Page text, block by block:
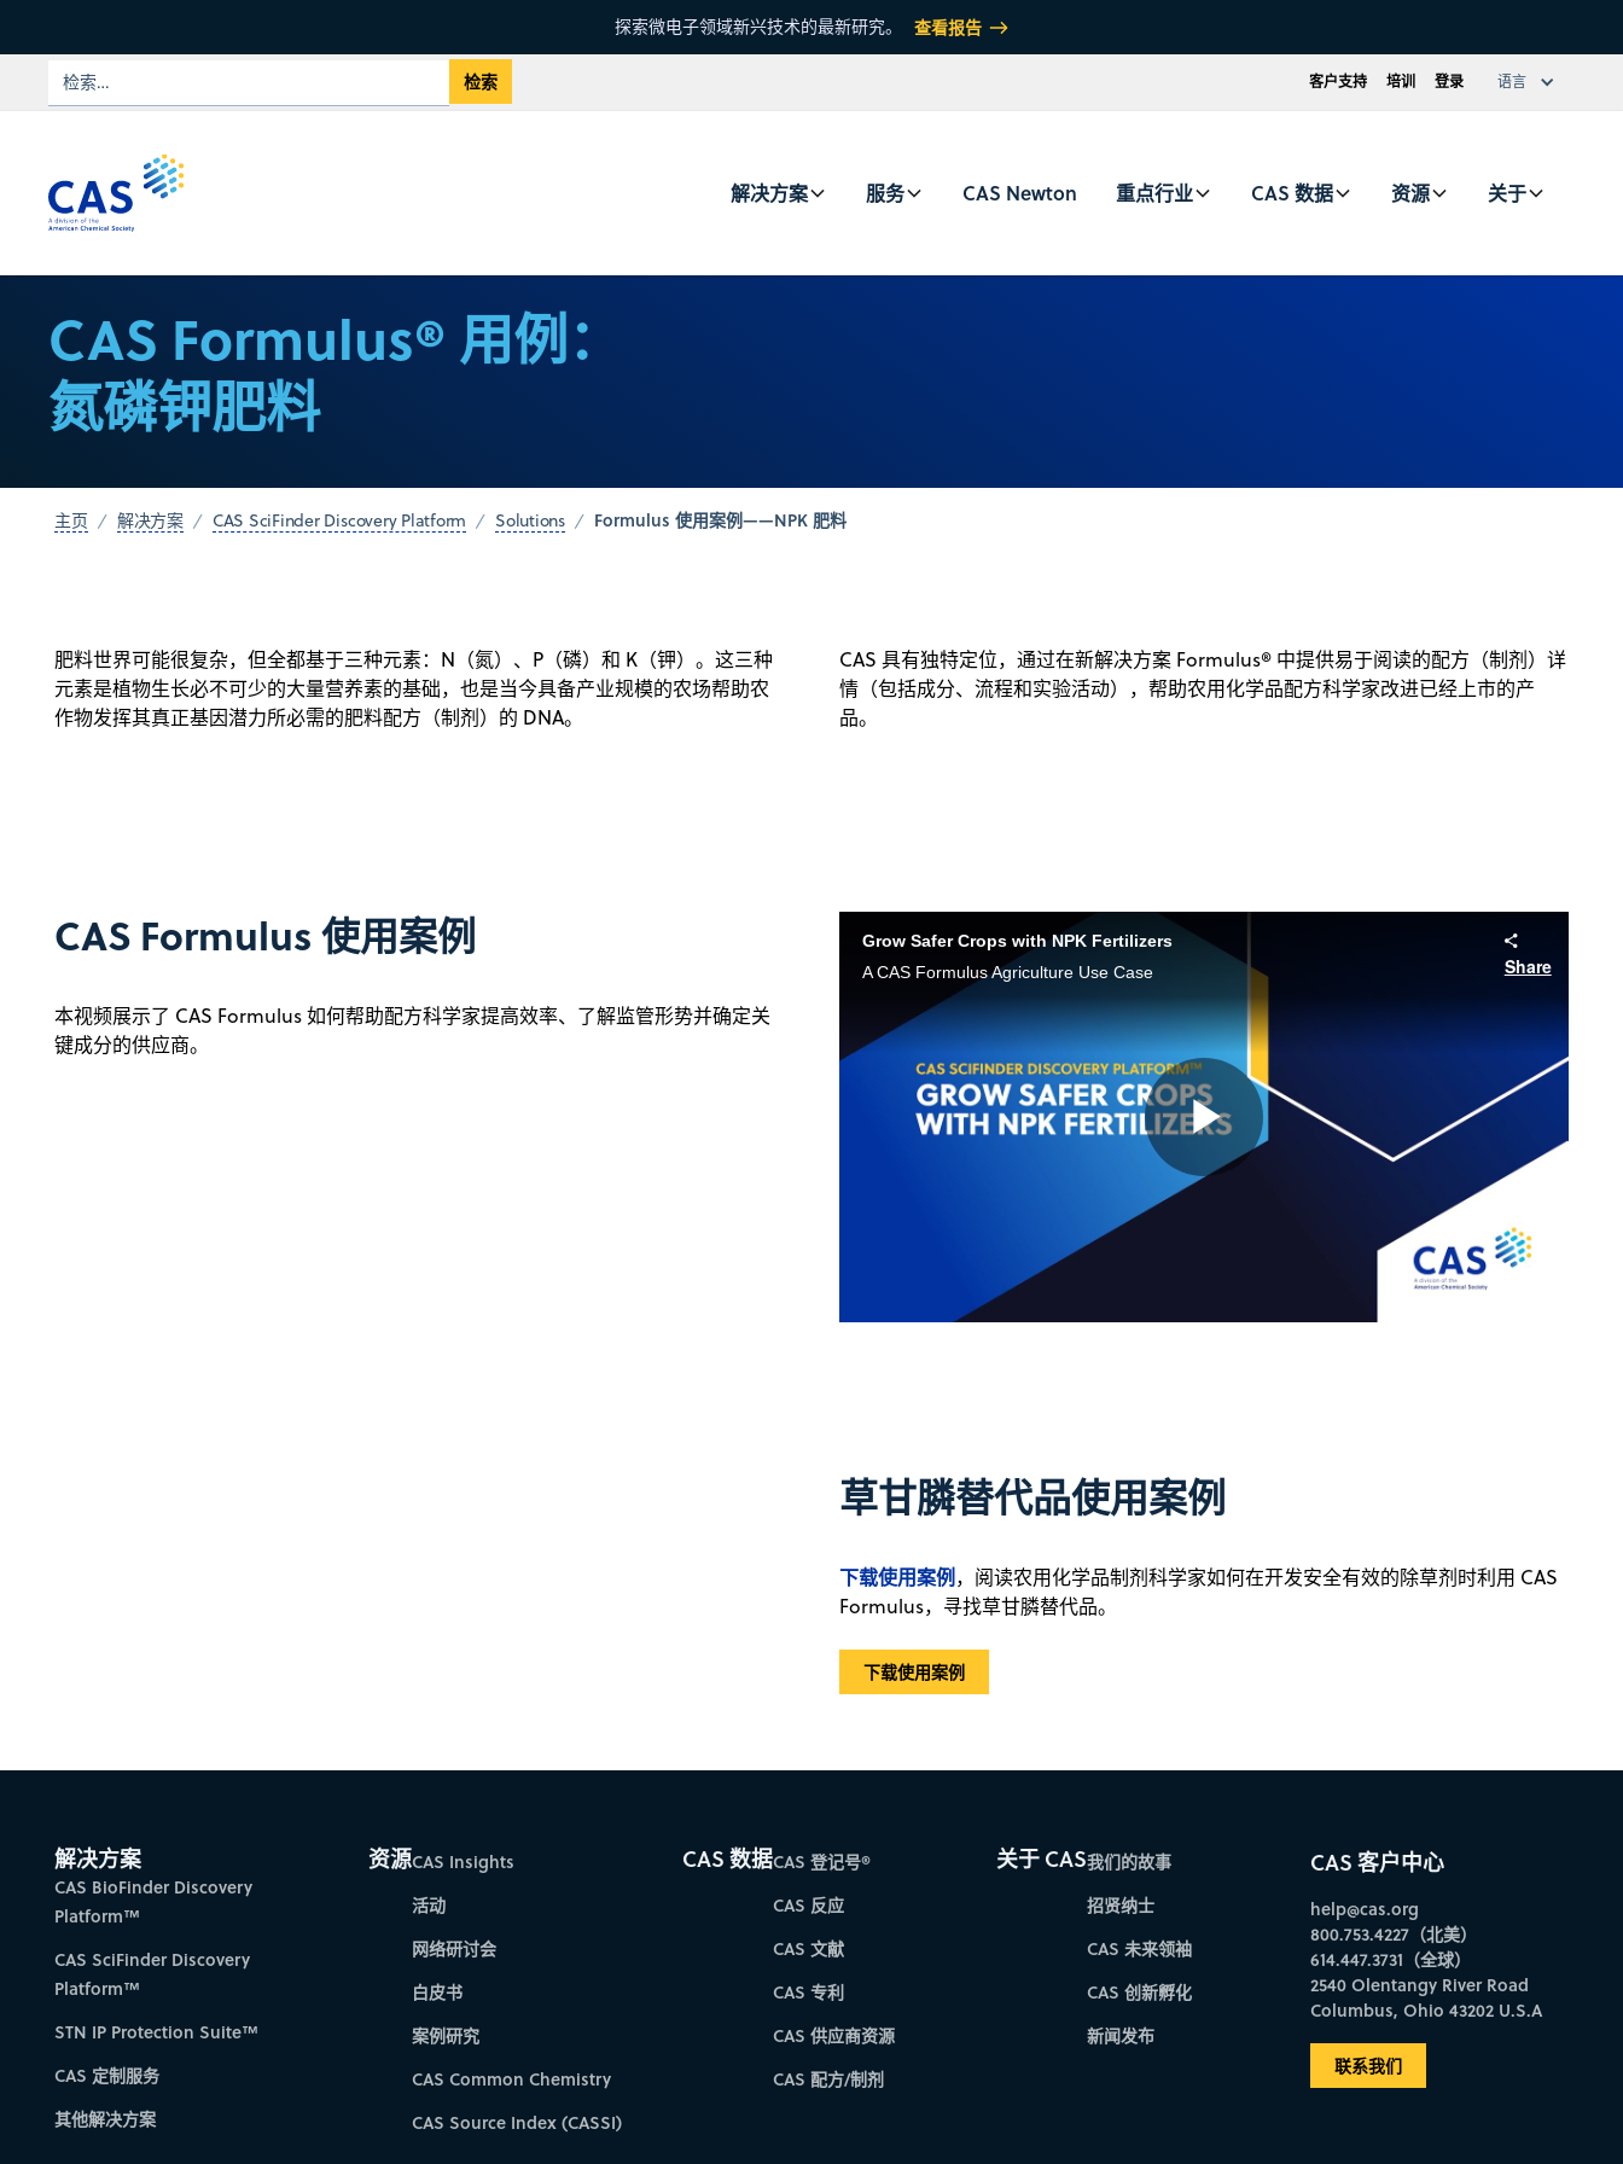
探索微电子领域新兴技术的最新研究。 查看报告
客户支持 培训 登录 语言
解决方案 服务 CAS Newton 重点行业 CAS 数据 资源 关于
CAS Formulus® 用例：
氮磷钾肥料
主页 解决方案 CAS SciFinder Discovery Platform Solutions Formulus 使用案例——NPK 肥料
肥料世界可能很复杂，但全都基于三种元素：N（氮）、P（磷）和 K（钾）。这三种
元素是植物生长必不可少的大量营养素的基础，也是当今具备产业规模的农场帮助农
作物发挥其真正基因潜力所必需的肥料配方（制剂）的 DNA。
CAS 具有独特定位，通过在新解决方案 Formulus® 中提供易于阅读的配方（制剂）详
情（包括成分、流程和实验活动），帮助农用化学品配方科学家改进已经上市的产
品。
CAS Formulus 使用案例
本视频展示了 CAS Formulus 如何帮助配方科学家提高效率、了解监管形势并确定关
键成分的供应商。
Grow Safer Crops with NPK Fertilizers
A CAS Formulus Agriculture Use Case
Share
Play
草甘膦替代品使用案例
下载使用案例，阅读农用化学品制剂科学家如何在开发安全有效的除草剂时利用 CAS
Formulus，寻找草甘膦替代品。
下载使用案例
解决方案
CAS BioFinder Discovery
Platform™
CAS SciFinder Discovery
Platform™
STN IP Protection Suite™
CAS 定制服务
其他解决方案
资源CAS Insights
活动
网络研讨会
白皮书
案例研究
CAS Common Chemistry
CAS Source Index (CASSI)
CAS 数据CAS 登记号®
CAS 反应
CAS 文献
CAS 专利
CAS 供应商资源
CAS 配方/制剂
关于 CAS我们的故事
招贤纳士
CAS 未来领袖
CAS 创新孵化
新闻发布
CAS 客户中心
help@cas.org
800.753.4227（北美）
614.447.3731（全球）
2540 Olentangy River Road
Columbus, Ohio 43202 U.S.A
联系我们